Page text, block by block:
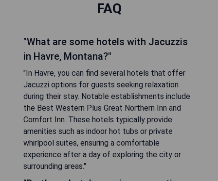
FAQ
"What are some hotels with Jacuzzis
in Havre, Montana?"
"In Havre, you can find several hotels that offer
Jacuzzi options for guests seeking relaxation
during their stay. Notable establishments include
the Best Western Plus Great Northern Inn and
Comfort Inn. These hotels typically provide
amenities such as indoor hot tubs or private
whirlpool suites, ensuring a comfortable
experience after a day of exploring the city or
surrounding areas."